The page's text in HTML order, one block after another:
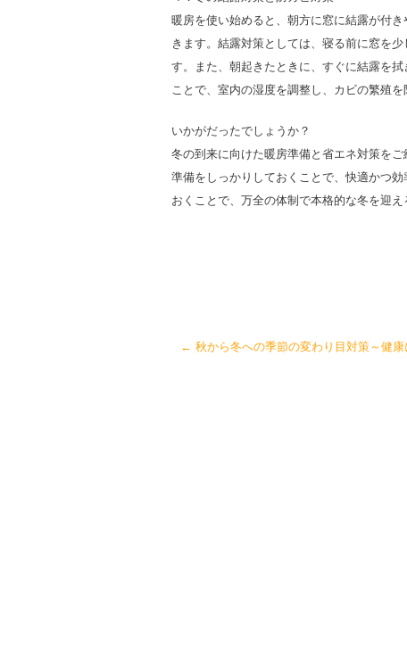
暖房を使い始めると、朝方に窓に結露が付
きます。結露対策としては、寝る前に窓を
す。また、朝起きたときに、すぐに結露を
ことで、室内の湿度を調整し、カビの繁殖を
いかがだったでしょうか？
冬の到来に向けた暖房準備と省エネ対策を
準備をしっかりしておくことで、快適かつ
おくことで、万全の体制で本格的な冬を迎え
← 秋から冬への季節の変わり目対策～健